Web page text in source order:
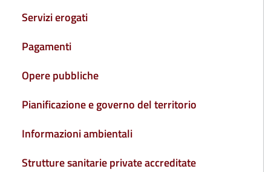
Servizi erogati
Pagamenti
Opere pubbliche
Pianificazione e governo del territorio
Informazioni ambientali
Strutture sanitarie private accreditate